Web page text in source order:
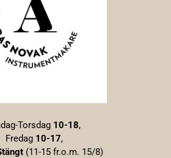
Torsdag 10-18,
Fredag 10-17,
(11-15 fr.o.m. 15/8)